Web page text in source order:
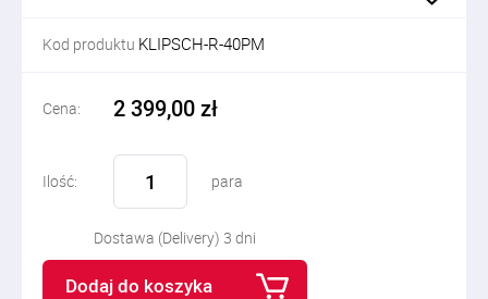
Kod produktu KLIPSCH-R-40PM
Cena: 2 399,00 zł
Ilość: para
Dostawa (Delivery) 3 dni
Dodaj do koszyka